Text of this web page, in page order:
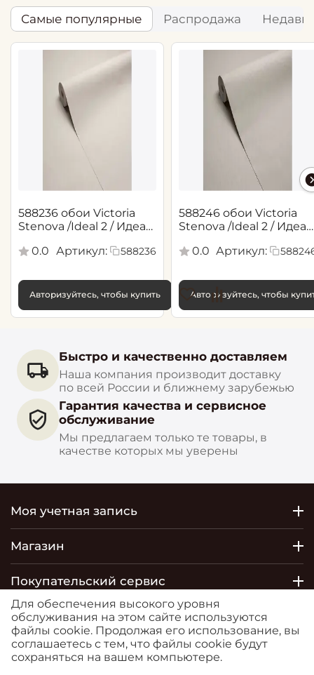
Самые популярные Распродажа
588236 обои Victoria
Stenova /Ideal 2 / Идеал
0.0
Артикул: 588236
Авторизуйтесь, чтобы купить
588246 обои Victoria
Stenova /Ideal 2 / Идеал
0.0 Артикул:
Авторизуйтесь, чтобы
Быстро и качественно доставляем
Наша компания производит доставку
по всей России и ближнему зарубежью
Гарантия качества и сервисное
обслуживание
Мы предлагаем только те товары, в
качестве которых мы уверены
Моя учетная запись
Магазин
Покупательский сервис
Контакты
© 2026 РОСТОБОИ ДВО. Сайт
Для обеспечения высокого уровня
обслуживания на этом сайте используются
файлы cookie. Продолжая его использование, вы
соглашаетесь с тем, что файлы cookie будут
сохраняться на вашем компьютере.